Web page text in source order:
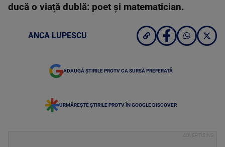
ducă o viață dublă: poet și matematician.
ANCA LUPESCU
ADAUGĂ ȘTIRILE PROTV CA SURSĂ PREFERATĂ
URMĂREȘTE ȘTIRILE PROTV ÎN GOOGLE DISCOVER